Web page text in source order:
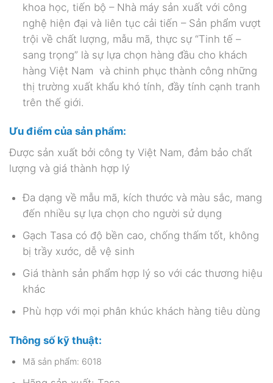
khoa học, tiến bộ – Nhà máy sản xuất với công
nghệ hiện đại và liên tục cải tiến – Sản phẩm vượt
trội về chất lượng, mẫu mã, thực sự “Tinh tế –
sang trọng” là sự lựa chọn hàng đầu cho khách
hàng Việt Nam và chinh phục thành công những
thị trường xuất khẩu khó tính, đầy tính cạnh tranh
trên thế giới.
Ưu điểm của sản phẩm:
Được sản xuất bởi công ty Việt Nam, đảm bảo chất
lượng và giá thành hợp lý
Đa dạng về mẫu mã, kích thước và màu sắc, mang
đến nhiều sự lựa chọn cho người sử dụng
Gạch Tasa có độ bền cao, chống thấm tốt, không
bị trầy xước, dễ vệ sinh
Giá thành sản phẩm hợp lý so với các thương hiệu
khác
Phù hợp với mọi phân khúc khách hàng tiêu dùng
Thông số kỹ thuật:
Mã sản phẩm: 6018